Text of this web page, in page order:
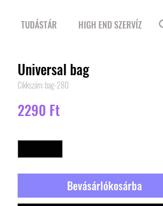
TUDÁSTÁR HIGH END SZERVÍZ
Universal bag
Cikkszám: bag-280
2290 FtÁr
Bevásárlókosárba